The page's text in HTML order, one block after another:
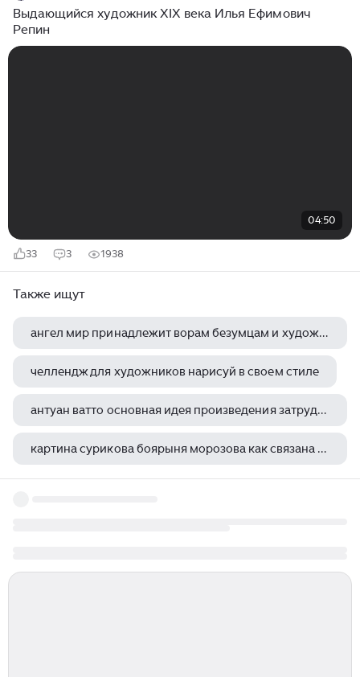
Выдающийся художник XIX века Илья Ефимович
Репин
04:50
33 3 1938
Также ищут
ангел мир принадлежит ворам безумцам и художникам
челлендж для художников нарисуй в своем стиле
антуан ватто основная идея произведения затруднительное предложение
картина сурикова боярыня морозова как связана с темой церковный раскол